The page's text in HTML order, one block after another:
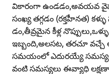
వికారంగా ఉండడం,అవయవ
సంఖ్య తగ్గడం (రక్తహీనత)
డం,తీవ్రమైన కీళ్ల
ఇబ్బంది,అలసట, తరచూ వచ్చే
సమయంలో ఎదురయ్యే
వంటి సమస్యలు ఈవ్యాధి